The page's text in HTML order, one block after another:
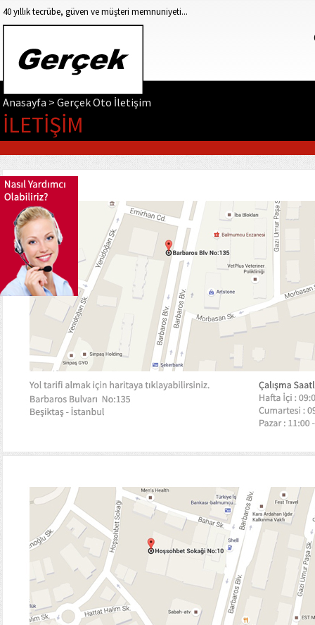
40 yıllık tecrübe, güven ve müşteri memnuniyeti...
Anasayfa > Gerçek Oto İletişim
İLETİŞİM